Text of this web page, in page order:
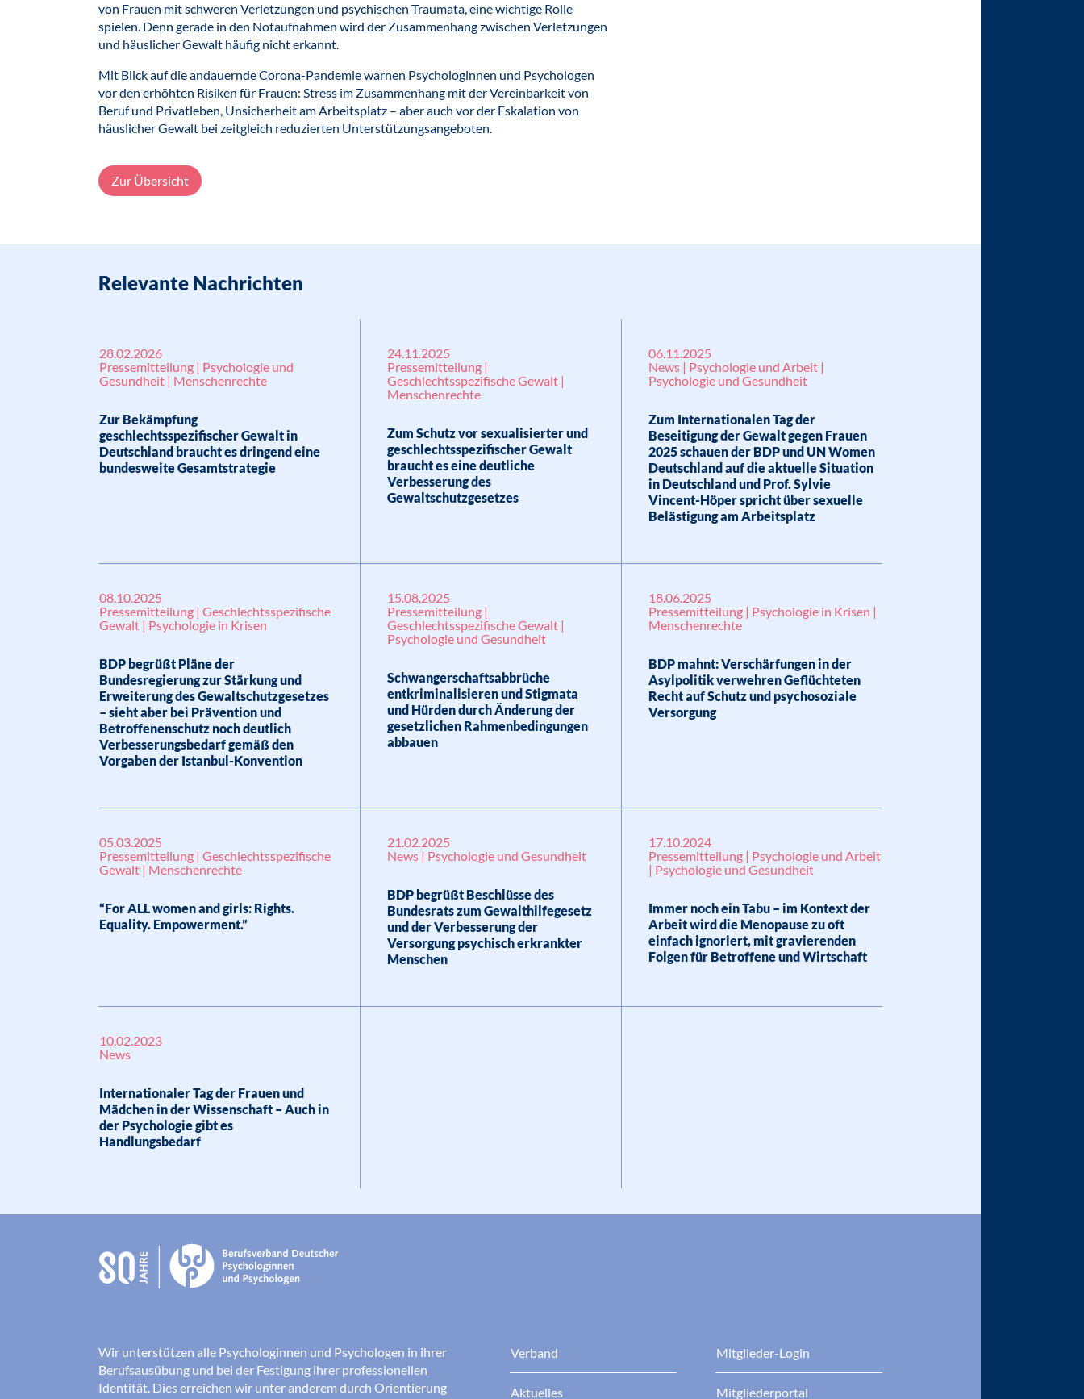
von Frauen mit schweren Verletzungen und psychischen Traumata, eine wichtige Rolle
spielen. Denn gerade in den Notaufnahmen wird der Zusammenhang zwischen Verletzungen
und häuslicher Gewalt häufig nicht erkannt.
Mit Blick auf die andauernde Corona-Pandemie warnen Psychologinnen und Psychologen
vor den erhöhten Risiken für Frauen: Stress im Zusammenhang mit der Vereinbarkeit von
Beruf und Privatleben, Unsicherheit am Arbeitsplatz – aber auch vor der Eskalation von
häuslicher Gewalt bei zeitgleich reduzierten Unterstützungsangeboten.
Zur Übersicht
Relevante Nachrichten
28.02.2026
Pressemitteilung | Psychologie und
Gesundheit | Menschenrechte
Zur Bekämpfung
geschlechtsspezifischer Gewalt in
Deutschland braucht es dringend eine
bundesweite Gesamtstrategie
24.11.2025
Pressemitteilung |
Geschlechtsspezifische Gewalt |
Menschenrechte
Zum Schutz vor sexualisierter und
geschlechtsspezifischer Gewalt
braucht es eine deutliche
Verbesserung des
Gewaltschutzgesetzes
06.11.2025
News | Psychologie und Arbeit |
Psychologie und Gesundheit
Zum Internationalen Tag der
Beseitigung der Gewalt gegen Frauen
2025 schauen der BDP und UN Women
Deutschland auf die aktuelle Situation
in Deutschland und Prof. Sylvie
Vincent-Höper spricht über sexuelle
Belästigung am Arbeitsplatz
08.10.2025
Pressemitteilung | Geschlechtsspezifische
Gewalt | Psychologie in Krisen
BDP begrüßt Pläne der
Bundesregierung zur Stärkung und
Erweiterung des Gewaltschutzgesetzes
– sieht aber bei Prävention und
Betroffenenschutz noch deutlich
Verbesserungsbedarf gemäß den
Vorgaben der Istanbul-Konvention
15.08.2025
Pressemitteilung |
Geschlechtsspezifische Gewalt |
Psychologie und Gesundheit
Schwangerschaftsabbrüche
entkriminalisieren und Stigmata
und Hürden durch Änderung der
gesetzlichen Rahmenbedingungen
abbauen
18.06.2025
Pressemitteilung | Psychologie in Krisen |
Menschenrechte
BDP mahnt: Verschärfungen in der
Asylpolitik verwehren Geflüchteten
Recht auf Schutz und psychosoziale
Versorgung
05.03.2025
Pressemitteilung | Geschlechtsspezifische
Gewalt | Menschenrechte
“For ALL women and girls: Rights.
Equality. Empowerment.”
21.02.2025
News | Psychologie und Gesundheit
BDP begrüßt Beschlüsse des
Bundesrats zum Gewalthilfegesetz
und der Verbesserung der
Versorgung psychisch erkrankter
Menschen
17.10.2024
Pressemitteilung | Psychologie und Arbeit
| Psychologie und Gesundheit
Immer noch ein Tabu – im Kontext der
Arbeit wird die Menopause zu oft
einfach ignoriert, mit gravierenden
Folgen für Betroffene und Wirtschaft
10.02.2023
News
Internationaler Tag der Frauen und
Mädchen in der Wissenschaft – Auch in
der Psychologie gibt es
Handlungsbedarf
Wir unterstützen alle Psychologinnen und Psychologen in ihrer
Berufsausübung und bei der Festigung ihrer professionellen
Identität. Dies erreichen wir unter anderem durch Orientierung
Verband
Aktuelles
Mitglieder-Login
Mitgliederportal